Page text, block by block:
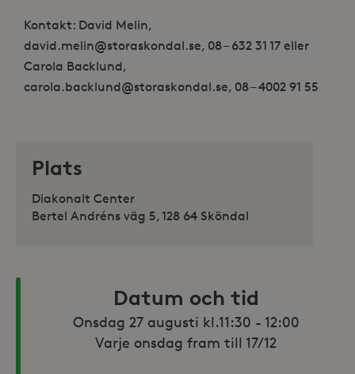
Kontakt: David Melin,
david.melin@storaskondal.se, 08 – 632 31 17 eller
Carola Backlund,
carola.backlund@storaskondal.se, 08 – 4002 91 55
Plats
Diakonalt Center
Bertel Andréns väg 5, 128 64 Sköndal
Datum och tid
Onsdag 27 augusti kl.11:30 - 12:00
Varje onsdag fram till 17/12